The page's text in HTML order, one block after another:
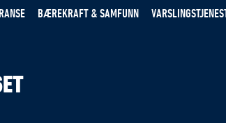
BÆREKRAFT & SAMFUNN